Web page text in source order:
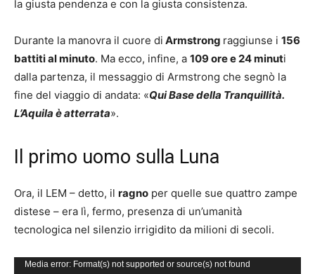
la giusta pendenza e con la giusta consistenza.
Durante la manovra il cuore di Armstrong raggiunse i 156
battiti al minuto. Ma ecco, infine, a 109 ore e 24 minuti
dalla partenza, il messaggio di Armstrong che segnò la
fine del viaggio di andata: «Qui Base della Tranquillità.
L’Aquila è atterrata».
Il primo uomo sulla Luna
Ora, il LEM – detto, il ragno per quelle sue quattro zampe
distese – era lì, fermo, presenza di un’umanità
tecnologica nel silenzio irrigidito da milioni di secoli.
Media error: Format(s) not supported or source(s) not found